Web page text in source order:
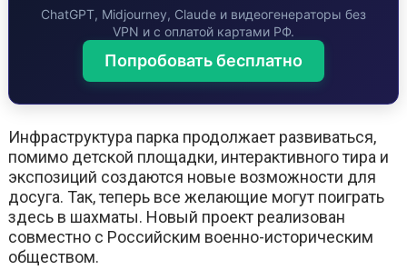
ChatGPT, Midjourney, Claude и видеогенераторы без
VPN и с оплатой картами РФ.
Попробовать бесплатно
Инфраструктура парка продолжает развиваться,
помимо детской площадки, интерактивного тира и
экспозиций создаются новые возможности для
досуга. Так, теперь все желающие могут поиграть
здесь в шахматы. Новый проект реализован
совместно с Российским военно-историческим
обществом.